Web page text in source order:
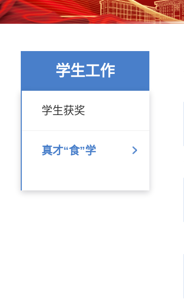
学生工作
学生获奖
真才“食”学